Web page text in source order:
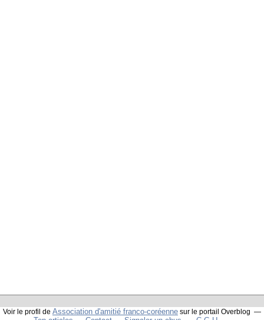
Voir le profil de Association d'amitié franco-coréenne sur le portail Overblog